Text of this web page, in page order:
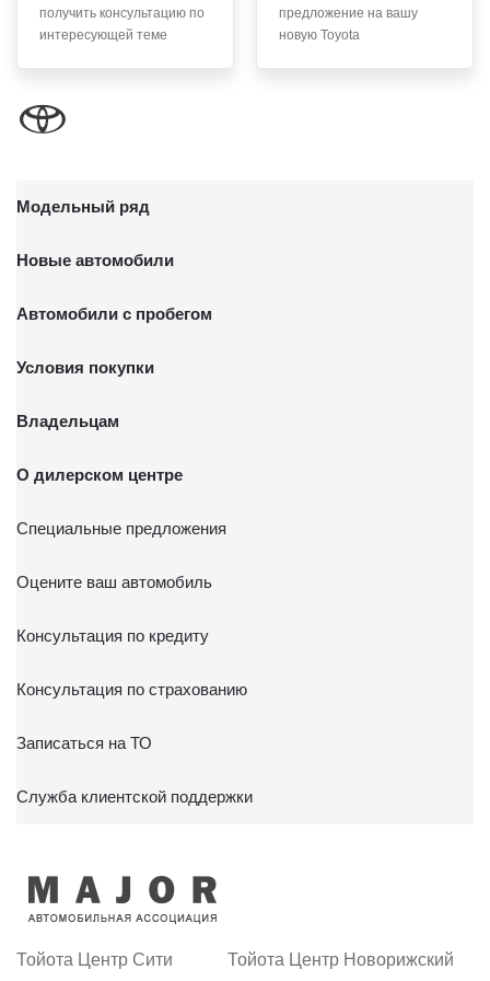
письменного заявления Обществу заказным почтовым
ТПЗ «Алтуфьево», вл. 5, стр. 1.
получить консультацию по
интересующей теме
предложение на вашу
новую Toyota
Модельный ряд
Новые автомобили
Автомобили с пробегом
Условия покупки
Владельцам
О дилерском центре
Специальные предложения
Оцените ваш автомобиль
Консультация по кредиту
Консультация по страхованию
Записаться на ТО
Служба клиентской поддержки
Тойота Центр Сити Тойота Центр Новорижский